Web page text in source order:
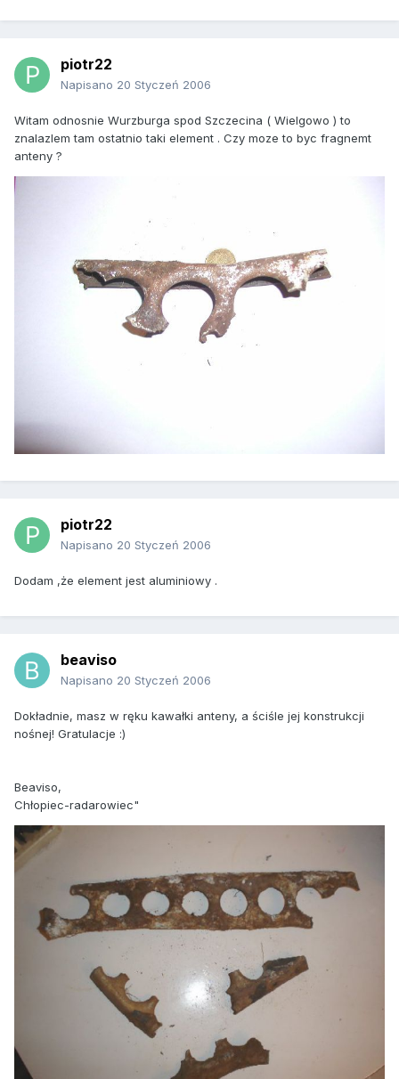
piotr22
Napisano 20 Styczeń 2006
Witam odnosnie Wurzburga spod Szczecina ( Wielgowo ) to
znalazlem tam ostatnio taki element . Czy moze to byc fragnemt
anteny ?
piotr22
Napisano 20 Styczeń 2006
Dodam ,że element jest aluminiowy .
beaviso
Napisano 20 Styczeń 2006
Dokładnie, masz w ręku kawałki anteny, a ściśle jej konstrukcji
nośnej! Gratulacje :)
Beaviso,
Chłopiec-radarowiec"